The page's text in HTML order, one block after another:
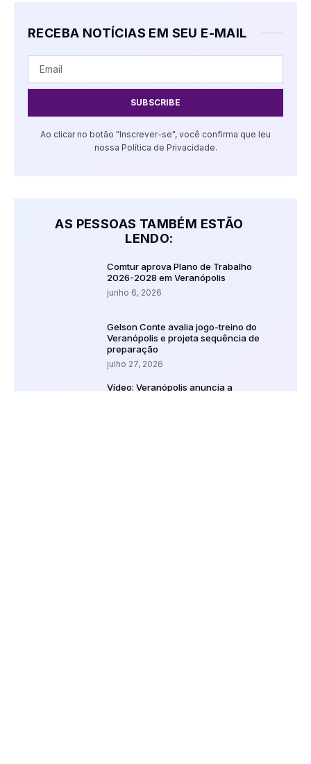
RECEBA NOTÍCIAS EM SEU E-MAIL
SUBSCRIBE
Ao clicar no botão "Inscrever-se", você confirma que leu
nossa Política de Privacidade.
AS PESSOAS TAMBÉM ESTÃO
LENDO:
Comtur aprova Plano de Trabalho
2026-2028 em Veranópolis
junho 6, 2026
Gelson Conte avalia jogo-treino do
Veranópolis e projeta sequência de
preparação
julho 27, 2026
Vídeo: Veranópolis anuncia a